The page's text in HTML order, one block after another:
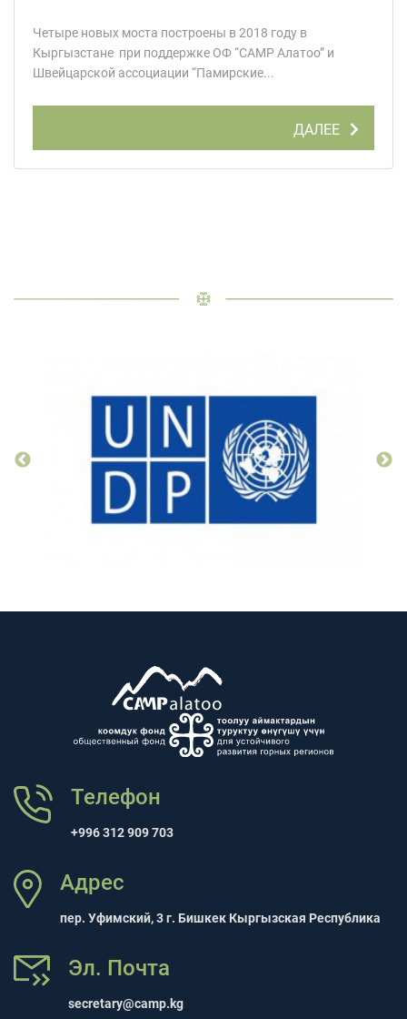
Четыре новых моста построены в 2018 году в
Кыргызстане при поддержке ОФ “CAMP Алатоо” и
Швейцарской ассоциации “Памирские...
ДАЛЕЕ
Телефон
+996 312 909 703
Адрес
пер. Уфимский, 3 г. Бишкек Кыргызская Республика
Эл. Почта
secretary@camp.kg